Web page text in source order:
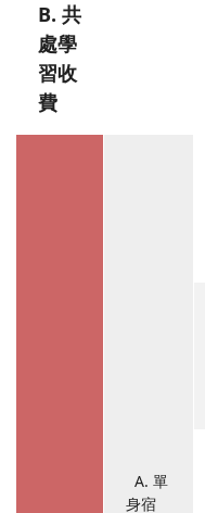
B. 共
處學
習收
費
A. 單
身宿